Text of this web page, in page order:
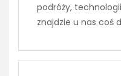
podróży,
znajdzie u nas coś